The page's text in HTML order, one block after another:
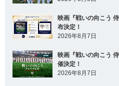
映画『戦いの向こう
布決定！
2026年8月7日
映画『戦いの向こう
催決定！
2026年8月7日